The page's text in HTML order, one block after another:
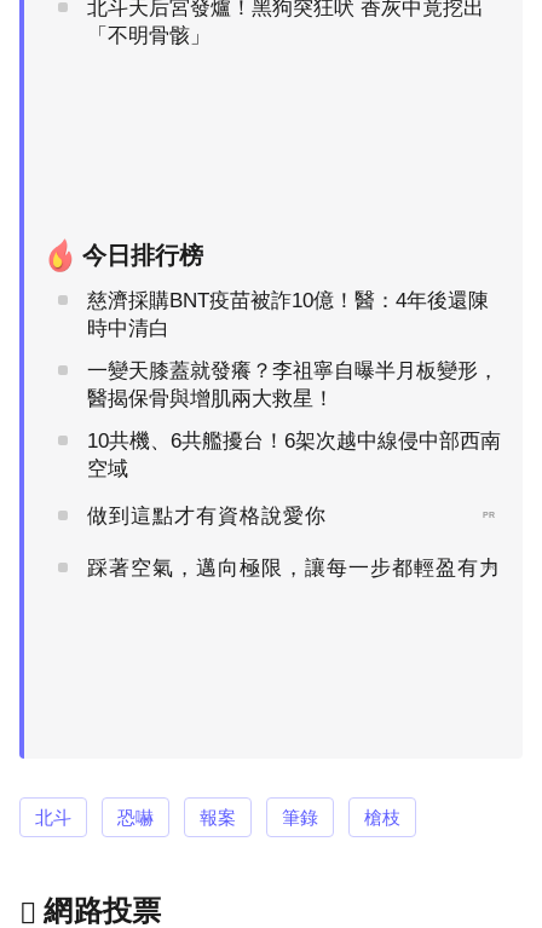
北斗天后宮發爐！黑狗突狂吠 香灰中竟挖出
「不明骨骸」
今日排行榜
慈濟採購BNT疫苗被詐10億！醫：4年後還陳
時中清白
一變天膝蓋就發癢？李祖寧自曝半月板變形，
醫揭保骨與增肌兩大救星！
10共機、6共艦擾台！6架次越中線侵中部西南
空域
做到這點才有資格說愛你 PR
踩著空氣，邁向極限，讓每一步都輕盈有力
PR
北斗 恐嚇 報案 筆錄 槍枝
網路投票